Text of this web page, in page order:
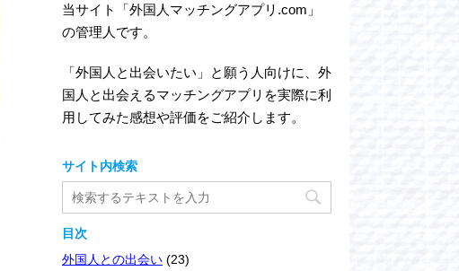
当サイト「外国人マッチングアプリ.com」
の管理人です。
「外国人と出会いたい」と願う人向けに、外
国人と出会えるマッチングアプリを実際に利
用してみた感想や評価をご紹介します。
サイト内検索
目次
外国人との出会い (23)